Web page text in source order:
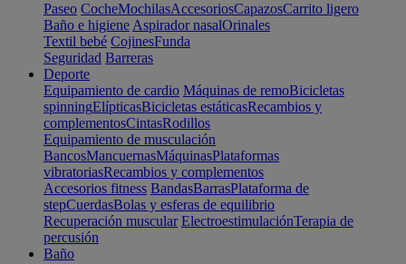
Paseo CocheMochilasAccesoriosCapazosCarrito ligero
Baño e higiene Aspirador nasalOrinales
Textil bebé CojinesFunda
Seguridad Barreras
Deporte
Equipamiento de cardio Máquinas de remoBicicletas
spinningElípticasBicicletas estáticasRecambios y
complementosCintasRodillos
Equipamiento de musculación
BancosMancuernasMáquinasPlataformas
vibratoriasRecambios y complementos
Accesorios fitness BandasBarrasPlataforma de
stepCuerdasBolas y esferas de equilibrio
Recuperación muscular ElectroestimulaciónTerapia de
percusión
Baño